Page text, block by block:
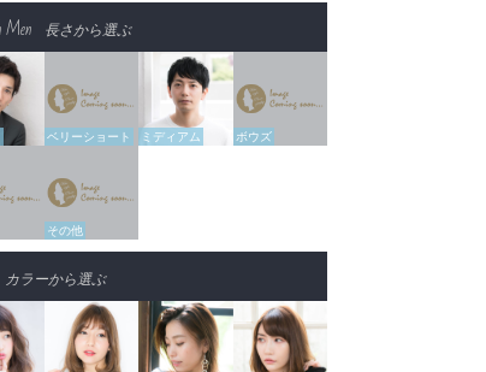
Men 長さから選ぶ
ベリーショート ミディアム ボウズ
その他
カラーから選ぶ